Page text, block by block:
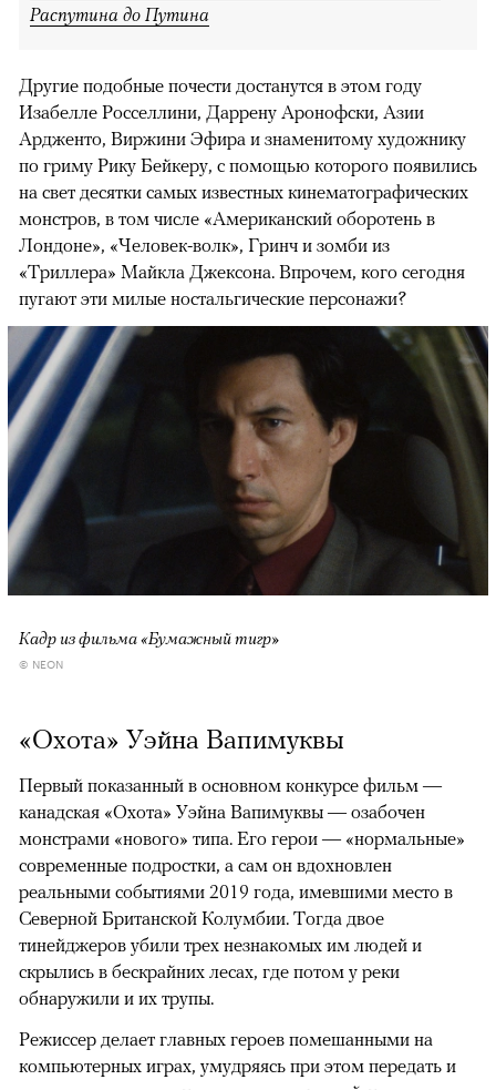
Распутина до Путина
Другие подобные почести достанутся в этом году
Изабелле Росселлини, Даррену Аронофски, Азии
Ардженто, Виржини Эфира и знаменитому художнику
по гриму Рику Бейкеру, с помощью которого появились
на свет десятки самых известных кинематографических
монстров, в том числе «Американский оборотень в
Лондоне», «Человек-волк», Гринч и зомби из
«Триллера» Майкла Джексона. Впрочем, кого сегодня
пугают эти милые ностальгические персонажи?
Кадр из фильма «Бумажный тигр»
© NEON
«Охота» Уэйна Вапимуквы
Первый показанный в основном конкурсе фильм —
канадская «Охота» Уэйна Вапимуквы — озабочен
монстрами «нового» типа. Его герои — «нормальные»
современные подростки, а сам он вдохновлен
реальными событиями 2019 года, имевшими место в
Северной Британской Колумбии. Тогда двое
тинейджеров убили трех незнакомых им людей и
скрылись в бескрайних лесах, где потом у реки
обнаружили и их трупы.
Режиссер делает главных героев помешанными на
компьютерных играх, умудряясь при этом передать и